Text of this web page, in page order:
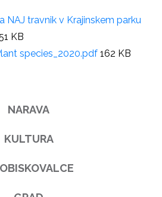
NAJ travnik v Krajinskem parku
KB
species_2020.pdf 162 KB
NARAVA
KULTURA